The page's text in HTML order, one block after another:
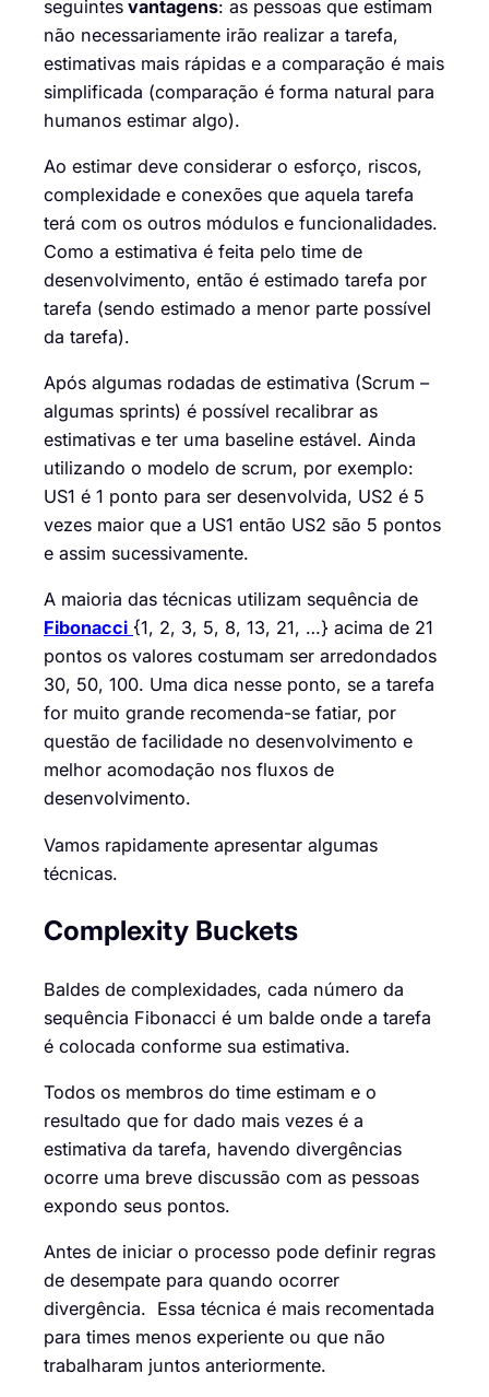
seguintes vantagens: as pessoas que estimam
não necessariamente irão realizar a tarefa,
estimativas mais rápidas e a comparação é mais
simplificada (comparação é forma natural para
humanos estimar algo).
Ao estimar deve considerar o esforço, riscos,
complexidade e conexões que aquela tarefa
terá com os outros módulos e funcionalidades.
Como a estimativa é feita pelo time de
desenvolvimento, então é estimado tarefa por
tarefa (sendo estimado a menor parte possível
da tarefa).
Após algumas rodadas de estimativa (Scrum –
algumas sprints) é possível recalibrar as
estimativas e ter uma baseline estável. Ainda
utilizando o modelo de scrum, por exemplo:
US1 é 1 ponto para ser desenvolvida, US2 é 5
vezes maior que a US1 então US2 são 5 pontos
e assim sucessivamente.
A maioria das técnicas utilizam sequência de
Fibonacci {1, 2, 3, 5, 8, 13, 21, …} acima de 21
pontos os valores costumam ser arredondados
30, 50, 100. Uma dica nesse ponto, se a tarefa
for muito grande recomenda-se fatiar, por
questão de facilidade no desenvolvimento e
melhor acomodação nos fluxos de
desenvolvimento.
Vamos rapidamente apresentar algumas
técnicas.
Complexity Buckets
Baldes de complexidades, cada número da
sequência Fibonacci é um balde onde a tarefa
é colocada conforme sua estimativa.
Todos os membros do time estimam e o
resultado que for dado mais vezes é a
estimativa da tarefa, havendo divergências
ocorre uma breve discussão com as pessoas
expondo seus pontos.
Antes de iniciar o processo pode definir regras
de desempate para quando ocorrer
divergência. Essa técnica é mais recomentada
para times menos experiente ou que não
trabalharam juntos anteriormente.